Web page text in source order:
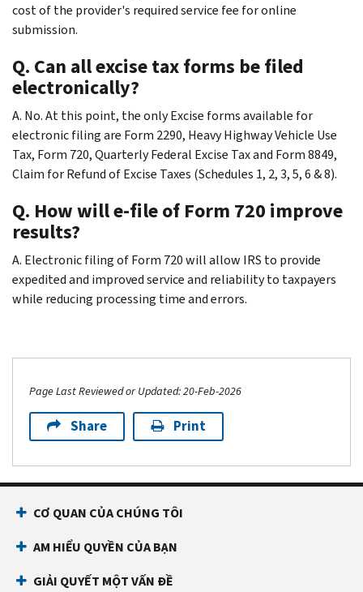
cost of the provider's required service fee for online
submission.
Q. Can all excise tax forms be filed
electronically?
A. No. At this point, the only Excise forms available for
electronic filing are Form 2290, Heavy Highway Vehicle Use
Tax, Form 720, Quarterly Federal Excise Tax and Form 8849,
Claim for Refund of Excise Taxes (Schedules 1, 2, 3, 5, 6 & 8).
Q. How will e-file of Form 720 improve
results?
A. Electronic filing of Form 720 will allow IRS to provide
expedited and improved service and reliability to taxpayers
while reducing processing time and errors.
Page Last Reviewed or Updated: 20-Feb-2026
Share Print
CƠ QUAN CỦA CHÚNG TÔI
AM HIỂU QUYỀN CỦA BẠN
GIẢI QUYẾT MỘT VẤN ĐỀ